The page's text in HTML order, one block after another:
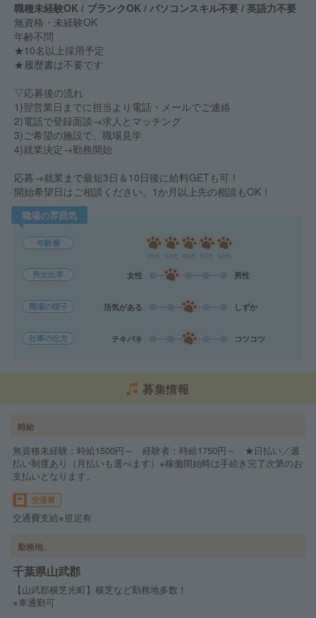
職種未経験OK / ブランクOK / パソコンスキル不要 / 英語力不要
無資格・未経験OK
年齢不問
★10名以上採用予定
★履歴書は不要です
▽応募後の流れ
1)翌営業日までに担当より電話・メールでご連絡
2)電話で登録面談→求人とマッチング
3)ご希望の施設で、職場見学
4)就業決定→勤務開始
応募→就業まで最短3日＆10日後に給料GETも可！
開始希望日はご相談ください。1か月以上先の相談もOK！
職場の雰囲気
年齢層
男女比率 女性 男性
職場の様子 活気がある しずか
仕事の仕方 テキパキ コツコツ
募集情報
時給
無資格未経験：時給1500円～ 経験者：時給1750円～ ★日払い／週
払い制度あり（月払いも選べます）※稼働開始時は手続き完了次第のお
支払いとなります。
交通費
交通費支給※規定有
勤務地
千葉県山武郡
【山武郡横芝光町】横芝など勤務地多数！
※車通勤可